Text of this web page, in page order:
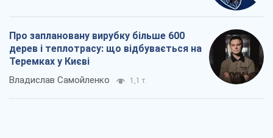
Про заплановану вирубку більше 600
дерев і теплотрасу: що відбувається на
Теремках у Києві
Владислав Самойленко 1,1 т.